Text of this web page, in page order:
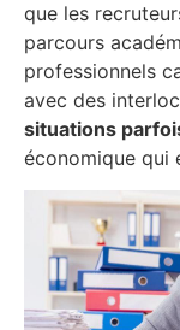
que les
parcours
professionnels
avec des
situations
économique qui